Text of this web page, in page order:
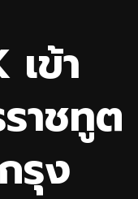
ข้า
าชทูต
รุง